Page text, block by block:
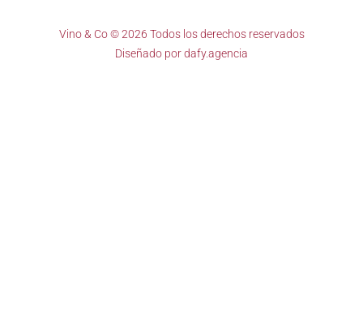
Vino & Co © 2026 Todos los derechos reservados
Diseñado pordafy.agencia